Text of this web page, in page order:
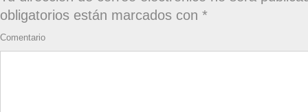
obligatorios están marcados con *
Comentario